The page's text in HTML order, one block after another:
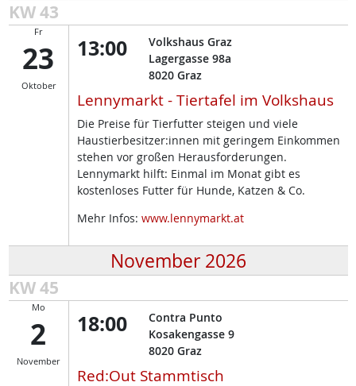
KW 43
Fr
23
Oktober
13:00
Volkshaus Graz
Lagergasse 98a
8020 Graz
Lennymarkt - Tiertafel im Volkshaus
Die Preise für Tierfutter steigen und viele
Haustierbesitzer:innen mit geringem Einkommen
stehen vor großen Herausforderungen.
Lennymarkt hilft: Einmal im Monat gibt es
kostenloses Futter für Hunde, Katzen & Co.
Mehr Infos: www.lennymarkt.at
November 2026
KW 45
Mo
2
November
18:00
Contra Punto
Kosakengasse 9
8020 Graz
Red:Out Stammtisch